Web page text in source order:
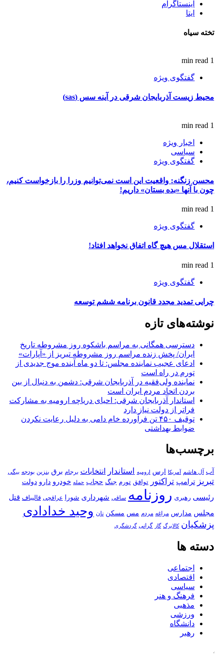
اینستاگرام
ایتا
تخته سیاه
1 min read
گفتگوی ویژه
محیط زیست آذربایجان شرقی در آینه سس (sas)
1 min read
اخبار ویژه
سیاسی
گفتگوی ویژه
محسن زنگنه: واقعیت این است نمی‌توانیم وزرا را بازخواست کنیم،
چون با آنها «بده بستان» داریم!
1 min read
گفتگوی ویژه
استقلال مس هیچ گاه اتفاق نخواهد افتاد!
1 min read
گفتگوی ویژه
چرایی تمدید مجدد قانون برنامه ششم توسعه
نوشته‌های تازه
دسترسی همگانی به مراسم باشکوه روز مشروطه تاریخ
ایران/ پخش زنده مراسم روز مشروطه تبریز از «آپارات»
ادعای عجیب نماینده مجلس: تا دو ماه آینده موج جدیدی از
تورم در راه است
نماینده ولی‌فقیه در آذربایجان شرقی: دشمن به دنبال از بین
بردن اتحاد مردم ایران است
استاندار آذربایجان شرقی: احیای دریاچه ارومیه به مشارکت
فراتر از دولت نیاز دارد
توقیف ۴۵۰ تن فرآورده خام دامی به دلیل رعایت نکردن
ضوابط بهداشتی
برچسب‌ها
آب آل هاشم آمریکا ارس ارومیه استاندار انتخابات برجام برق بنزین بودجه بیگی
تبریز ترامپ تراکتور توافق تورم جنگ حجاب حمله خودرو دارو دولت
رئیسی رهبری روزنامه ساقی شهرداری شورا عراقچی قالیباف قتل
مجلس مدارس مراغه مردم مس مسکن نان وحید خدادادی
پزشکیان کالابرگ گاز گرانی گردشگری
دسته ها
اجتماعی
اقتصادی
سیاسی
فرهنگ و هنر
مذهبی
ورزشی
دانشگاه
رهبر